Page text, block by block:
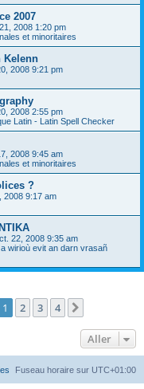
2007
2008 1:20 pm
et minoritaires
Kelenn
2008 9:21 pm
2008 2:55 pm
Latin - Latin Spell Checker
2008 9:45 am
et minoritaires
?
2008 9:17 am
22, 2008 9:35 am
wirioù evit an darn vrasañ
1 2 3 4
Aller
Fuseau horaire sur UTC+01:00